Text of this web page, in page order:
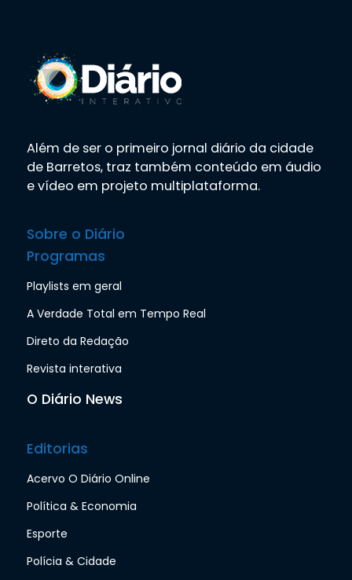
Além de ser o primeiro jornal diário da cidade
de Barretos, traz também conteúdo em áudio
e vídeo em projeto multiplataforma.
Sobre o Diário
Programas
Playlists em geral
A Verdade Total em Tempo Real
Direto da Redação
Revista interativa
O Diário News
Editorias
Acervo O Diário Online
Política & Economia
Esporte
Polícia & Cidade